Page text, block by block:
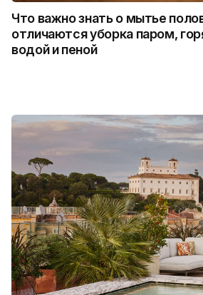
Что важно знать о мытье
отличаются уборка паром,
водой и пеной